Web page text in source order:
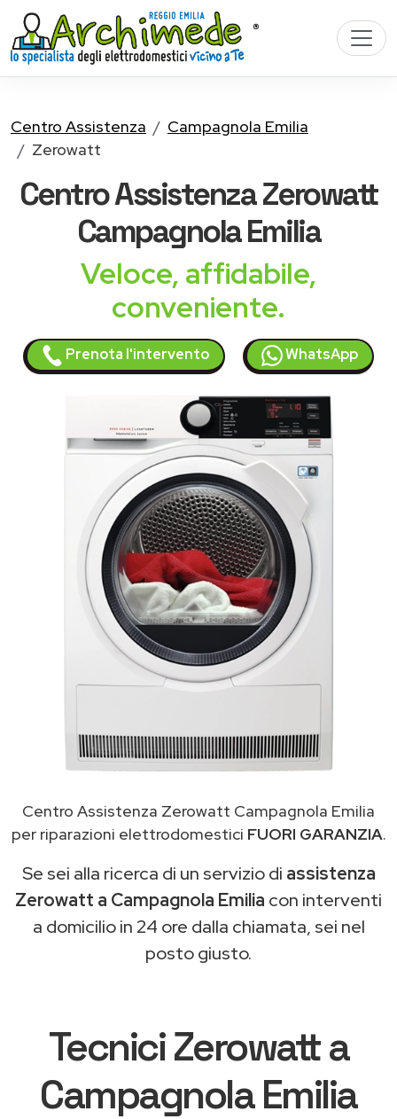
Centro Assistenza
Campagnola Emilia
Zerowatt
Centro AssistenzaZerowatt
Campagnola Emilia
Veloce, affidabile,
conveniente.
Prenota l'intervento WhatsApp
Centro Assistenza Zerowatt Campagnola Emilia
per riparazioni elettrodomestici FUORI GARANZIA.
Se sei alla ricerca di un servizio di assistenza
Zerowatt a Campagnola Emilia con interventi
a domicilio in 24 ore dalla chiamata, sei nel
posto giusto.
Tecnici Zerowatt a
Campagnola Emilia